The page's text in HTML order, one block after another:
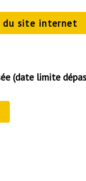
du site internet
(date limite